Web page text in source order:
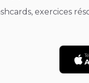
exercices